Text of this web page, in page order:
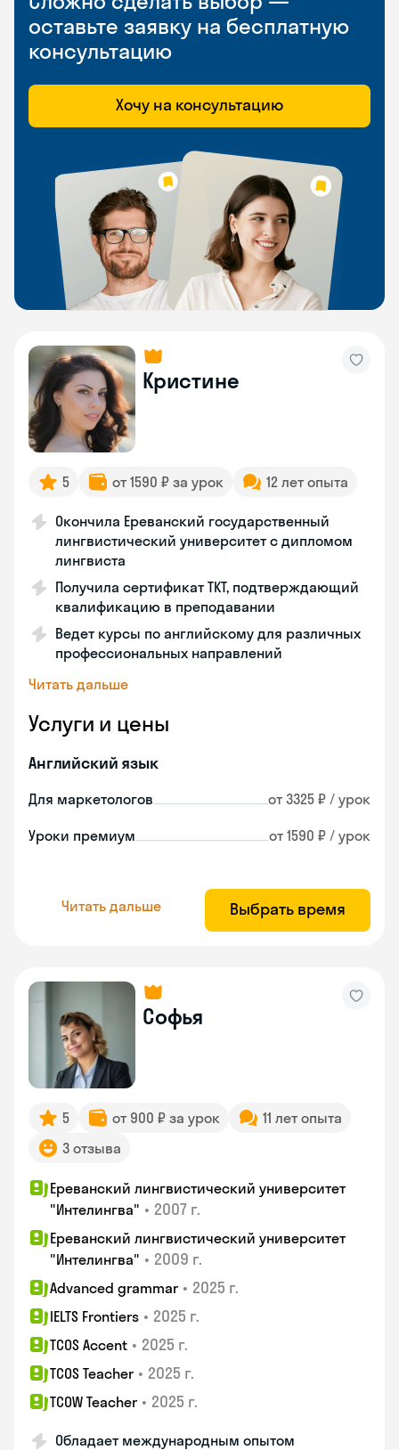
оставьте заявку на бесплатную
консультацию
Хочу на консультацию
Кристине
5 от 1590 ₽ за урок 12 лет опыта
Окончила Ереванский государственный
лингвистический университет с дипломом
лингвиста
Получила сертификат TKT, подтверждающий
квалификацию в преподавании
Ведет курсы по английскому для различных
профессиональных направлений
Читать дальше
Услуги и цены
Английский язык
Для маркетологов от 3325 ₽ / урок
Уроки премиум от 1590 ₽ / урок
Читать дальше Выбрать время
Софья
5 от 900 ₽ за урок
11 лет опыта
3 отзыва
Ереванский лингвистический университет
"Интелингва" • 2007 г.
Ереванский лингвистический университет
"Интелингва" • 2009 г.
Advanced grammar • 2025 г.
IELTS Frontiers • 2025 г.
TCOS Accent • 2025 г.
TCOS Teacher • 2025 г.
TCOW Teacher • 2025 г.
Обладает международным опытом